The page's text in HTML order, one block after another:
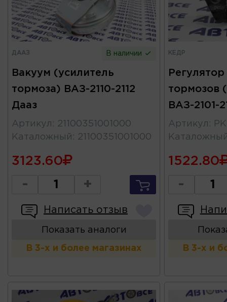
ДААЗ В наличии
Вакуум (усилитель
тормоза) ВАЗ-2110-2112
Дааз
Артикул : 21100351001000
Каталожный : 21100351001000
3123.60
- +
Написать отзыв
Показать аналоги
В 3-х и более магазинах
КЕДР
тормозов
ВАЗ-2101-
Артикул :
1522.80
-
В 3-х и